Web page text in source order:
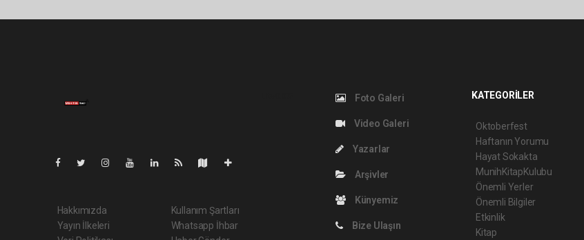
Hakkımızda
Yayın İlkeleri
Kullanım Şartları
Whatsapp İhbar
Foto Galeri
Video Galeri
Yazarlar
Arşivler
Künyemiz
Bize Ulaşın
KATEGORİLER
Oktoberfest
Haftanın Yorumu
Hayat Sokakta
MunihKitapKulubu
Önemli Yerler
Önemli Bilgiler
Etkinlik
Kitap